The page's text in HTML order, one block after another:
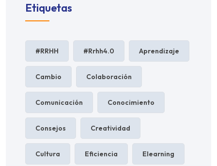
Etiquetas
#RRHH #rrhh4.0 Aprendizaje
Cambio Colaboración
Comunicación Conocimiento
Consejos Creatividad
Cultura Eficiencia Elearning